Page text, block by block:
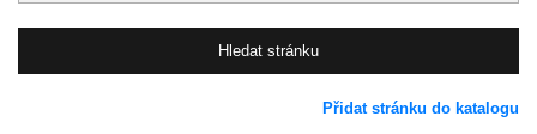
Přidat stránku do katalogu